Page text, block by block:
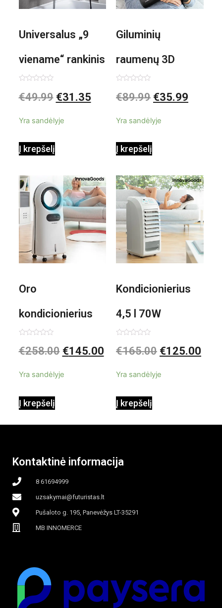
Universalus „9
viename“ rankinis
garintuvas su
0,35 L 3 Bar
1000W
0
iš
€49.99 €31.35
Yra sandėlyje
Į krepšelį
Giluminių
raumenų 3D
elektrinis
Shiatsu
0
iš
€89.99 €35.99
Yra sandėlyje
Į krepšelį
Oro
kondicionierius
Evareer
garinamasis,
apšvietimas
0
iš
€258.00 €145.00
Yra sandėlyje
Į krepšelį
Kondicionierius
4,5 l 70W
nešiojamas,
0
iš
€165.00 €125.00
Yra sandėlyje
Į krepšelį
Kontaktinė informacija
8 61694999
uzsakymai@futuristas.lt
Pušaloto g. 195, Panevėžys LT-35291
MB INNOMERCE